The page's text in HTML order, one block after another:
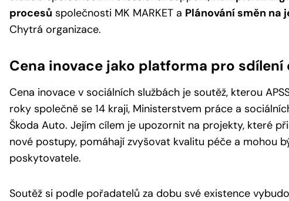
procesů společnosti MK MARKET a Plánování směn na
Chytrá organizace.
Cena inovace jako platforma pro sdílení
Cena inovace v sociálních službách je soutěž, kterou
roky společně se 14 kraji, Ministerstvem práce a
Škoda Auto. Jejím cílem je upozornit na projekty, které
nové postupy, pomáhají zvyšovat kvalitu péče a mohou
poskytovatele.
Soutěž si podle pořadatelů za dobu své existence